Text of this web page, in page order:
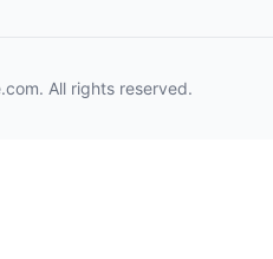
All rights reserved.